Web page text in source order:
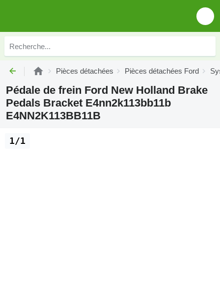
Pièces détachées Pièces détachées Ford
Pédale de frein Ford New Holland Brake
Pedals Bracket E4nn2k113bb11b
E4NN2K113BB11B
1/1